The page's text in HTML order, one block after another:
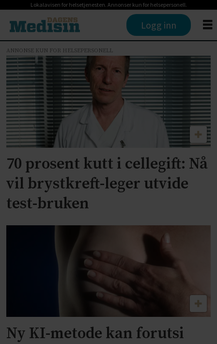
Lokalavisen for helsetjenesten. Annonser kun for helsepersonell.
Logg inn
Tag:
brystkreft
ANNONSE KUN FOR HELSEPERSONELL
70 prosent kutt i cellegift: Nå
vil brystkreft-leger utvide
test-bruken
Ny KI-metode kan forutsi